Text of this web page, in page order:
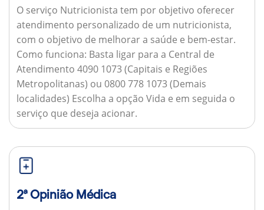
O serviço Nutricionista tem por objetivo oferecer
atendimento personalizado de um nutricionista,
com o objetivo de melhorar a saúde e bem-estar.
Como funciona: Basta ligar para a Central de
Atendimento 4090 1073 (Capitais e Regiões
Metropolitanas) ou 0800 778 1073 (Demais
localidades) Escolha a opção Vida e em seguida o
serviço que deseja acionar.
2ª Opinião Médica